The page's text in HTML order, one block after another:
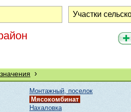
›
Монтажный, поселок
Мясокомбинат
Нахаловка